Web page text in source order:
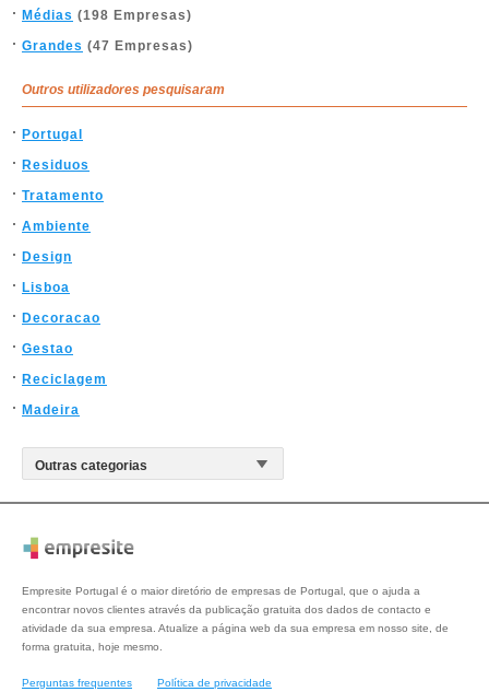
Médias (198 Empresas)
Grandes (47 Empresas)
Outros utilizadores pesquisaram
Portugal
Residuos
Tratamento
Ambiente
Design
Lisboa
Decoracao
Gestao
Reciclagem
Madeira
Empresite Portugal é o maior diretório de empresas de Portugal, que o ajuda a
encontrar novos clientes através da publicação gratuita dos dados de contacto e
atividade da sua empresa. Atualize a página web da sua empresa em nosso site, de
forma gratuita, hoje mesmo.
Perguntas frequentes Política de privacidade